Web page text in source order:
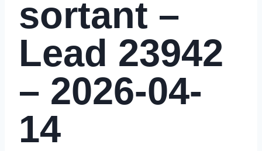
sortant –
Lead 23942
– 2026-04-
14